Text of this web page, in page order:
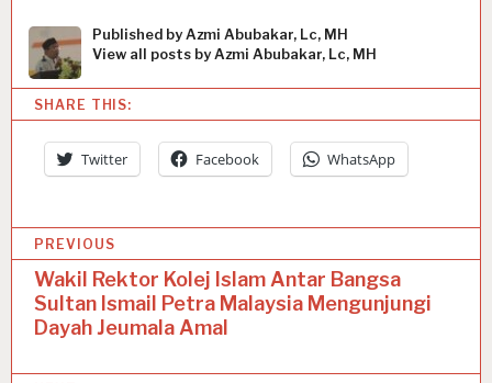
Published by Azmi Abubakar, Lc, MH
View all posts by Azmi Abubakar, Lc, MH
SHARE THIS:
Twitter Facebook WhatsApp
o
PREVIOUS
Wakil Rektor Kolej Islam Antar Bangsa
Sultan Ismail Petra Malaysia Mengunjungi
Dayah Jeumala Amal